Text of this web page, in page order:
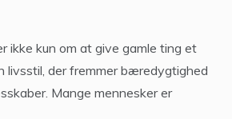
ikke kun om at give gamle ting et
livsstil, der fremmer bæredygtighed
Mange mennesker er